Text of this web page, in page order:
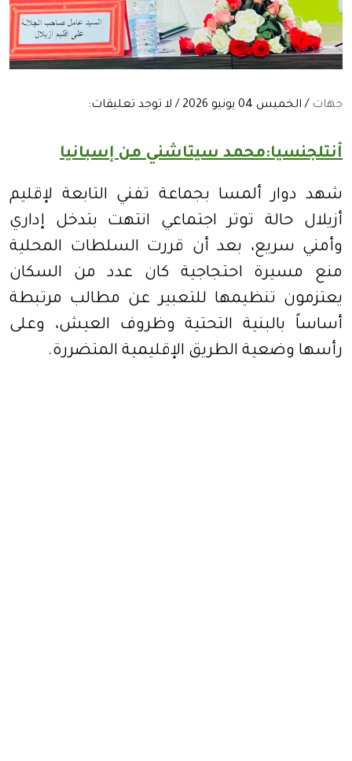
جهات / الخميس 04 يونيو 2026 / لا توجد تعليقات:
أنتلجنسيا:محمد سيتاشني من إسبانيا
شهد دوار ألمسا بجماعة تفني التابعة لإقليم
أزيلال حالة توتر اجتماعي انتهت بتدخل إداري
وأمني سريع، بعد أن قررت السلطات المحلية
منع مسيرة احتجاجية كان عدد من السكان
يعتزمون تنظيمها للتعبير عن مطالب مرتبطة
أساساً بالبنية التحتية وظروف العيش، وعلى
رأسها وضعية الطريق الإقليمية المتضررة.